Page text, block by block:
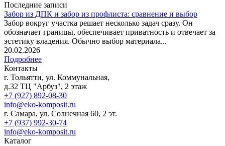
Последние записи
Забор из ДПК и забор из профлиста: сравнение и выбор
Забор вокруг участка решает несколько задач сразу. Он
обозначает границы, обеспечивает приватность и отвечает за
эстетику владения. Обычно выбор материала...
20.02.2026
Подробнее
Контакты
г. Тольятти, ул. Коммунальная,
д.32 ТЦ "Арбуз", 2 этаж
+7 (927) 892-08-30
info@eko-komposit.ru
г. Самара, ул. Солнечная 60, 2 эт.
+7 (937) 992-30-74
info@eko-komposit.ru
Каталог